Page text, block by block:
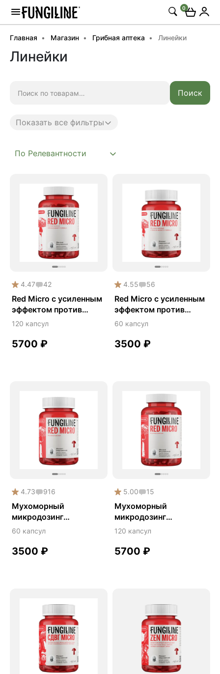
0
Главная Магазин Грибная аптека Линейки
Линейки
Поиск
Показать все фильтры
Complex
Daily
Microdosing
Mushroom
Premium
Solution
Антипаразит
Антистресс
Безмухоморный микродозинг
Гормональный баланс
Желчегонное
Женское здоровье
Зависимости
Защита печени
Здоровое пищеварение
Здоровье легких
Здоровье почек
Китайский кордицепс
Майтаке
Мужское здоровье
Мухомор
4.47 42
Red Micro с усиленным
эффектом против
стресса и тревоги
120 капсул
5700 ₽
4.55 56
Red Micro с усиленным
эффектом против
стресса и тревоги
60 капсул
3500 ₽
4.73 916
Мухоморный
микродозинг
RedMicro®
60 капсул
3500 ₽
5.00 15
Мухоморный
микродозинг
RedMicro®
120 капсул
5700 ₽